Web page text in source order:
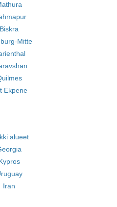
Biskra
Mitte
Ekpene
alueet
Iran